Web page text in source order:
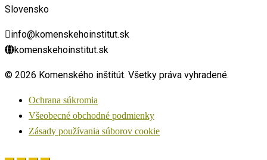
Slovensko
info@komenskehoinstitut.sk
komenskehoinstitut.sk
© 2026 Komenského inštitút. Všetky práva vyhradené.
Ochrana súkromia
Všeobecné obchodné podmienky
Zásady používania súborov cookie